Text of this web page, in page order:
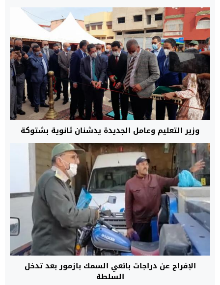
وزير التعليم وعامل الجديدة يدشنان ثانوية بشتوكة
الإفراج عن دراجات بائعي السمك بازمور بعد تدخل
السلطة